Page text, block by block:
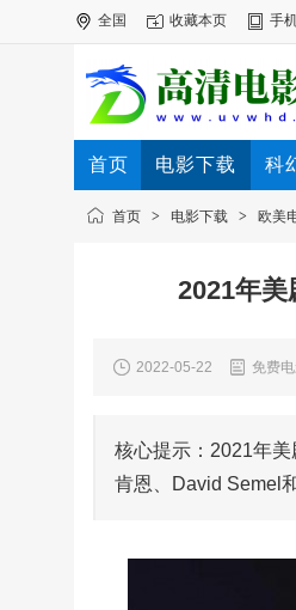
全国 收藏本页 手
首页 电影下载 科
电影专题 下载帮助
首页 > 电影下载 > 欧美
2021年美
2022-05-22 免费
核心提示：2021年
肯恩、David Semel